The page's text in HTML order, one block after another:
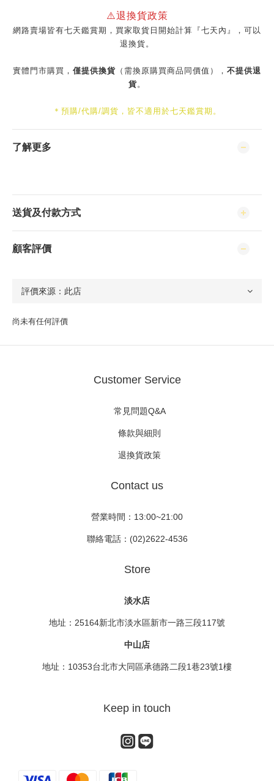
⚠️退換貨政策
網路賣場皆有七天鑑賞期，買家取貨日開始計算『七天內』，可以
退換貨。
實體門市購買， 僅提供換貨 （需換原購買商品同價值）， 不提供退
貨。
＊預購/代購/調貨，皆不適用於七天鑑賞期。
了解更多
送貨及付款方式
顧客評價
尚未有任何評價
Customer Service
常見問題Q&A
條款與細則
退換貨政策
Contact us
營業時間：13:00~21:00
聯絡電話：(02)2622-4536
Store
淡水店
地址：25164新北市淡水區新市一路三段117號
中山店
地址：10353台北市大同區承德路二段1巷23號1樓
Keep in touch